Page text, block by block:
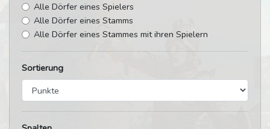
Alle Dörfer eines Spielers
Alle Dörfer eines Stamms
Alle Dörfer eines Stammes mit ihren Spielern
Sortierung